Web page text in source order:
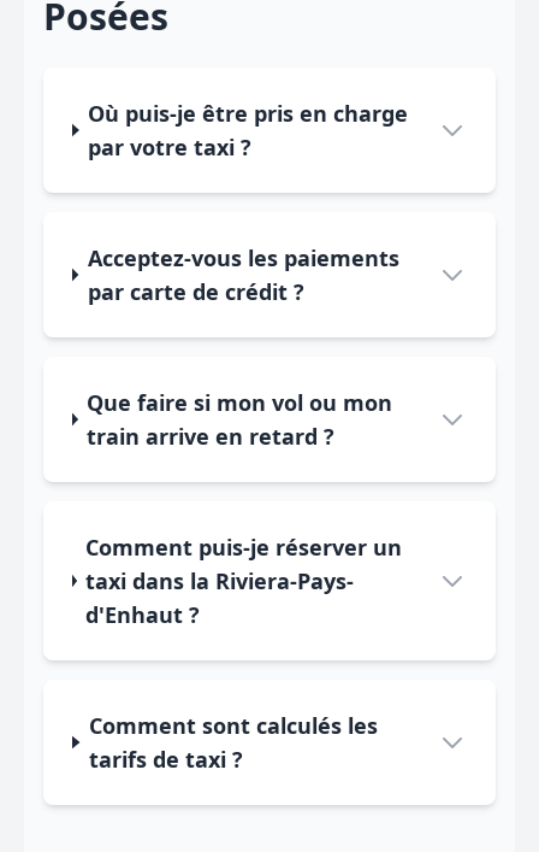
Posées
Où puis-je être pris en charge
par votre taxi ?
Acceptez-vous les paiements
par carte de crédit ?
Que faire si mon vol ou mon
train arrive en retard ?
Comment puis-je réserver un
taxi dans la Riviera-Pays-
d'Enhaut ?
Comment sont calculés les
tarifs de taxi ?